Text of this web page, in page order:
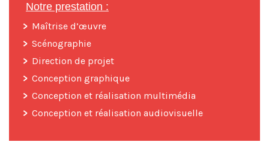
Notre prestation :
Maîtrise d’œuvre
Scénographie
Direction de projet
Conception graphique
Conception et réalisation multimédia
Conception et réalisation audiovisuelle